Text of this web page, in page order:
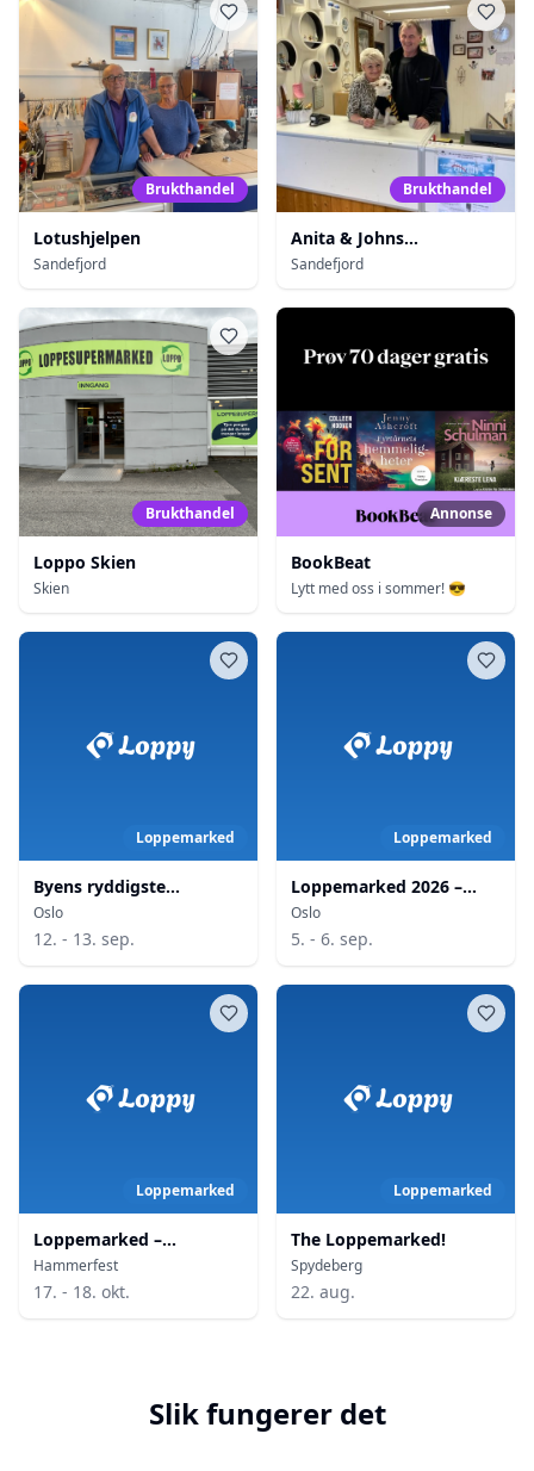
Brukthandel
Lotushjelpen
Sandefjord
Brukthandel
Anita & Johns
Bruktbutikk
Sandefjord
Brukthandel
Loppo Skien
Skien
Annonse
BookBeat
Lytt med oss i sommer! 😎
Loppemarked
Byens ryddigste
loppemarked
Oslo
12. - 13. sep.
Loppemarked
Loppemarked 2026 –
Østensjø skoles
musikkorps
Oslo
5. - 6. sep.
Loppemarked
Loppemarked –
Flerbrukshallen
Hammerfest
Hammerfest
17. - 18. okt.
Loppemarked
The Loppemarked!
Spydeberg
22. aug.
Slik fungerer det